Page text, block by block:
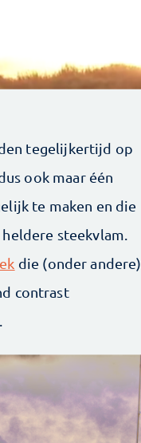
tegelijkertijd op
ook maar één
te maken en die
steekvlam.
die (onder andere)
contrast